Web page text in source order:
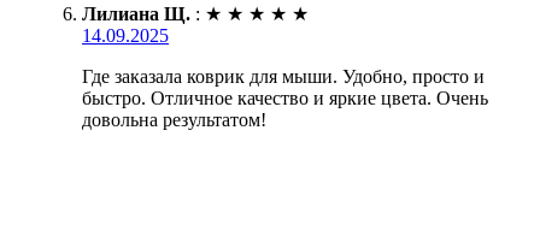
Лилиана Щ. : ★ ★ ★ ★ ★
14.09.2025
Где заказала коврик для мыши. Удобно, просто и
быстро. Отличное качество и яркие цвета. Очень
довольна результатом!